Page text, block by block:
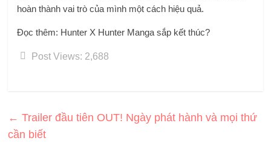
hoàn thành vai trò của mình một cách hiệu quả.
Đọc thêm: Hunter X Hunter Manga sắp kết thúc?
Post Views: 2,688
← Trailer đầu tiên OUT! Ngày phát hành và mọi thứ
cần biết